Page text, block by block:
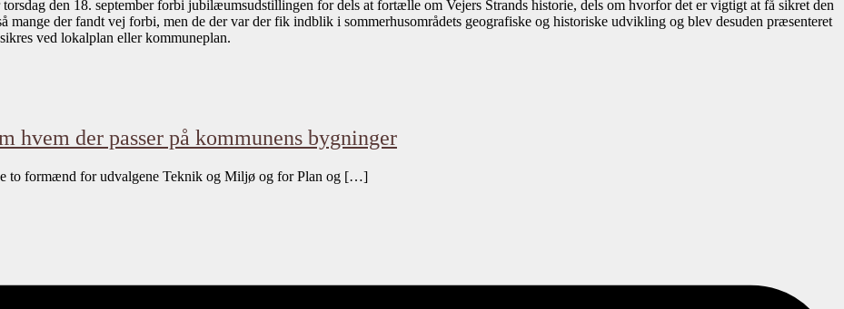
den 18. september forbi jubilæumsudstillingen for dels at fortælle om Vejers Strands historie, dels om hvorfor det er vigtigt at få sikret den
mange der fandt vej forbi, men de der var der fik indblik i sommerhusområdets geografiske og historiske udvikling og blev desuden præsenteret
ved lokalplan eller kommuneplan.
hvem der passer på kommunens bygninger
to formænd for udvalgene Teknik og Miljø og for Plan og […]